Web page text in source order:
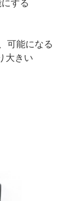
する
可能になる
大きい